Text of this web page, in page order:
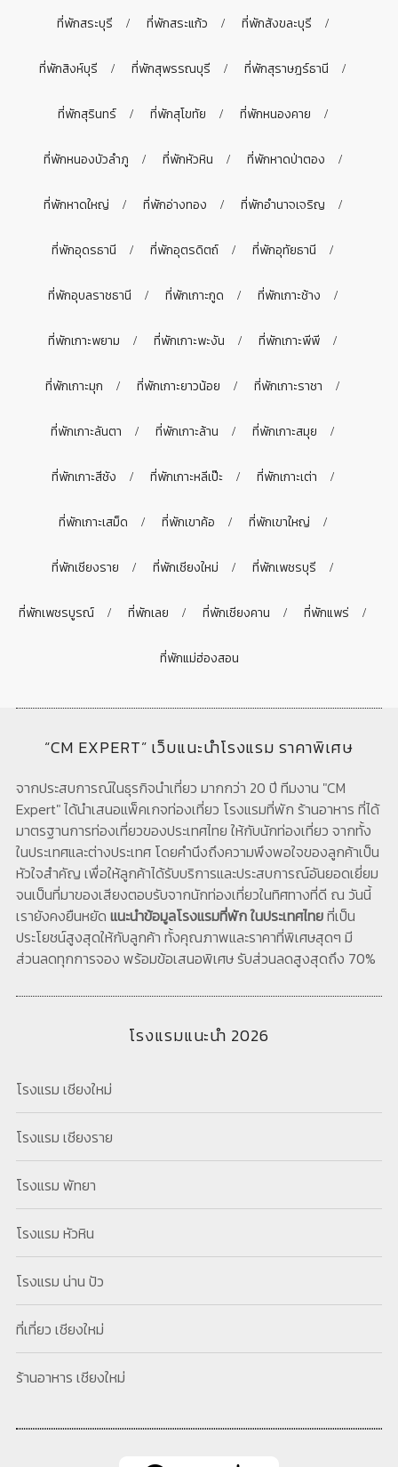
ที่พักสระบุรี ที่พักสระแก้ว ที่พักสังขละบุรี
ที่พักสิงห์บุรี ที่พักสุพรรณบุรี ที่พักสุราษฎร์ธานี
ที่พักสุรินทร์ ที่พักสุโขทัย ที่พักหนองคาย
ที่พักหนองบัวลำภู ที่พักหัวหิน ที่พักหาดป่าตอง
ที่พักหาดใหญ่ ที่พักอ่างทอง ที่พักอำนาจเจริญ
ที่พักอุดรธานี ที่พักอุตรดิตถ์ ที่พักอุทัยธานี
ที่พักอุบลราชธานี ที่พักเกาะกูด ที่พักเกาะช้าง
ที่พักเกาะพยาม ที่พักเกาะพะงัน ที่พักเกาะพีพี
ที่พักเกาะมุก ที่พักเกาะยาวน้อย ที่พักเกาะราชา
ที่พักเกาะลันตา ที่พักเกาะล้าน ที่พักเกาะสมุย
ที่พักเกาะสีชัง ที่พักเกาะหลีเป๊ะ ที่พักเกาะเต่า
ที่พักเกาะเสม็ด ที่พักเขาค้อ ที่พักเขาใหญ่
ที่พักเชียงราย ที่พักเชียงใหม่ ที่พักเพชรบุรี
ที่พักเพชรบูรณ์ ที่พักเลย ที่พักเชียงคาน ที่พักแพร่
ที่พักแม่ฮ่องสอน
“CM EXPERT” เว็บแนะนำโรงแรม ราคาพิเศษ
จากประสบการณ์ในธุรกิจนำเที่ยว มากกว่า 20 ปี ทีมงาน "CM
Expert" ได้นำเสนอแพ็คเกจท่องเที่ยว โรงแรมที่พัก ร้านอาหาร ที่ได้
มาตรฐานการท่องเที่ยวของประเทศไทย ให้กับนักท่องเที่ยว จากทั้ง
ในประเทศและต่างประเทศ โดยคำนึงถึงความพึงพอใจของลูกค้าเป็น
หัวใจสำคัญ เพื่อให้ลูกค้าได้รับบริการและประสบการณ์อันยอดเยี่ยม
จนเป็นที่มาของเสียงตอบรับจากนักท่องเที่ยวในทิศทางที่ดี ณ วันนี้
เรายังคงยืนหยัด แนะนำข้อมูลโรงแรมที่พัก ในประเทศไทยที่เป็น
ประโยชน์สูงสุดให้กับลูกค้า ทั้งคุณภาพและราคาที่พิเศษสุดๆ มี
ส่วนลดทุกการจอง พร้อมข้อเสนอพิเศษ รับส่วนลดสูงสุดถึง 70%
โรงแรมแนะนำ 2026
โรงแรม เชียงใหม่
โรงแรม เชียงราย
โรงแรม พัทยา
โรงแรม หัวหิน
โรงแรม น่าน ปัว
ที่เที่ยว เชียงใหม่
ร้านอาหาร เชียงใหม่